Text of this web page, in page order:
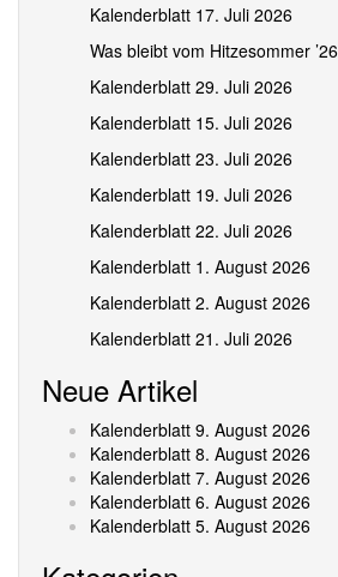
Kalenderblatt 17. Juli 2026
Was bleibt vom Hitzesommer ’26
Kalenderblatt 29. Juli 2026
Kalenderblatt 15. Juli 2026
Kalenderblatt 23. Juli 2026
Kalenderblatt 19. Juli 2026
Kalenderblatt 22. Juli 2026
Kalenderblatt 1. August 2026
Kalenderblatt 2. August 2026
Kalenderblatt 21. Juli 2026
Neue Artikel
Kalenderblatt 9. August 2026
Kalenderblatt 8. August 2026
Kalenderblatt 7. August 2026
Kalenderblatt 6. August 2026
Kalenderblatt 5. August 2026